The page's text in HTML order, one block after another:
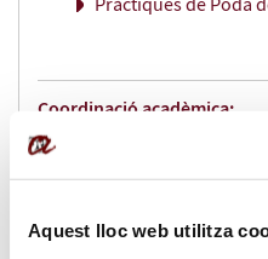
Aquest lloc web utilitza
Pràctiques de Poda
Coordinació acadèmica: